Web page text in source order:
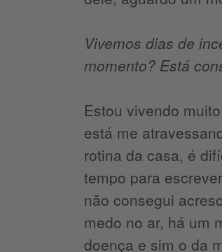
Vivemos dias de
momento? Está
Estou vivendo
está me
rotina da casa, é
tempo para
não consegui
medo no ar, há um
doença e sim o da